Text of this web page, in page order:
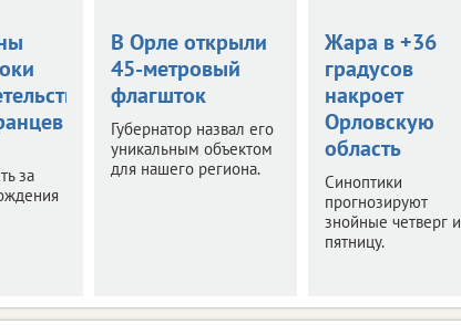
за
В Орле открыли
45-метровый
флагшток
Губернатор назвал его
уникальным объектом
для нашего региона.
Жара в +36
градусов
накроет
Орловскую
область
Синоптики
прогнозируют
знойные четверг и
пятницу.